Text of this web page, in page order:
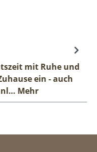
mit Ruhe und
ein - auch
Mehr